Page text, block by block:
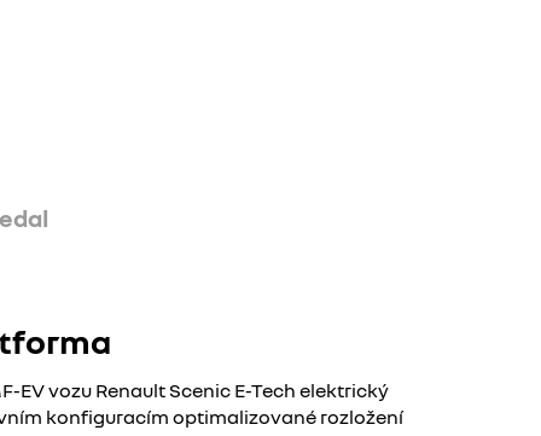
EV vozu Renault Scenic E-Tech elektrický
konfiguracím optimalizované rozložení